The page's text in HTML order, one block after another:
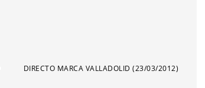
DIRECTO MARCA VALLADOLID (23/03/2012)